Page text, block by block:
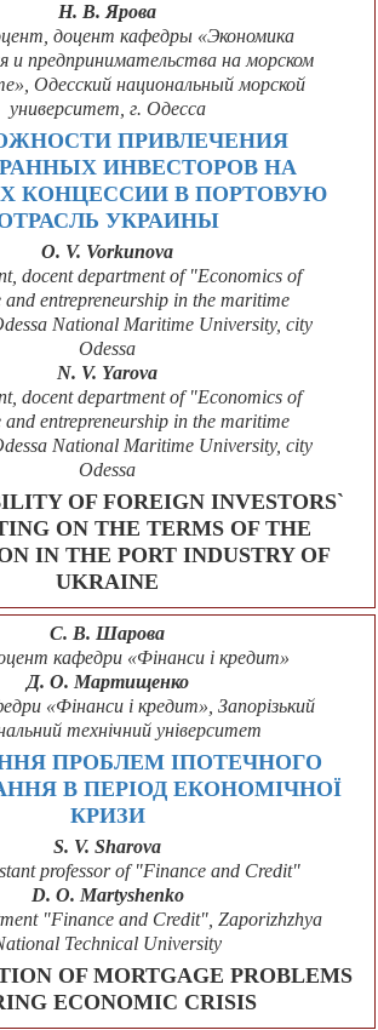
Н. В. Ярова
доцент кафедры «Экономика
и предпринимательства на морском
Одесский национальный морской
университет, г. Одесса
ПРИВЛЕЧЕНИЯ
ИНВЕСТОРОВ НА
КОНЦЕССИИ В ПОРТОВУЮ
УКРАИНЫ
O. V. Vorkunova
docent department of "Economics of
and entrepreneurship in the maritime
National Maritime University, city
Odessa
N. V. Yarova
docent department of "Economics of
and entrepreneurship in the maritime
National Maritime University, city
Odessa
OF FOREIGN INVESTORS`
ON THE TERMS OF THE
IN THE PORT INDUSTRY OF
UKRAINE
С. В. Шарова
кафедри «Фінанси і кредит»
Д. О. Мартищенко
«Фінанси і кредит», Запорізький
технічний університет
ПРОБЛЕМ ІПОТЕЧНОГО
В ПЕРІОД ЕКОНОМІЧНОЇ
КРИЗИ
S. V. Sharovа
professor of "Finance and Credit"
D. O. Martyshenko
"Finance and Credit", Zaporizhzhya
Technical University
OF MORTGAGE PROBLEMS
ECONOMIC CRISIS